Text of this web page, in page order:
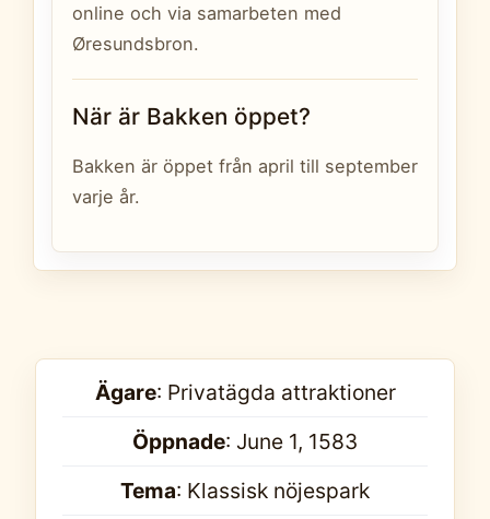
online och via samarbeten med
Øresundsbron.
När är Bakken öppet?
Bakken är öppet från april till september
varje år.
Ägare: Privatägda attraktioner
Öppnade: June 1, 1583
Tema: Klassisk nöjespark